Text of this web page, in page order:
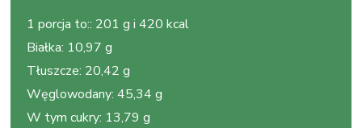
1 porcja to:: 201 g i 420 kcal
Białka: 10,97 g
Tłuszcze: 20,42 g
Węglowodany:45,34 g
W tym cukry: 13,79 g